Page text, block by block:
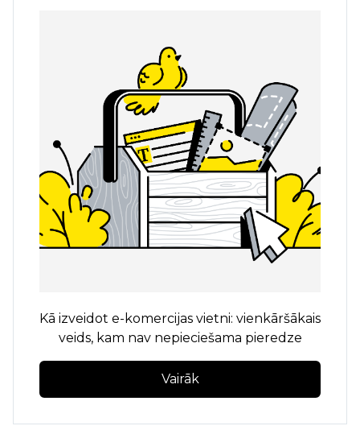
Kā izveidot e-komercijas vietni: vienkāršākais
veids, kam nav nepieciešama pieredze
Vairāk